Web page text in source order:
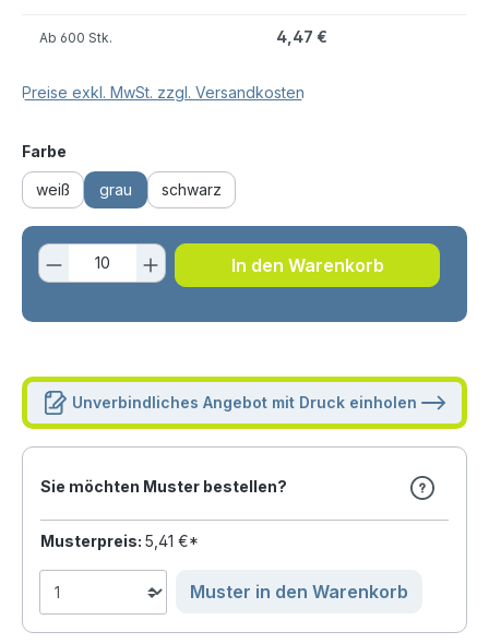
Ab 600 Stk. 4,47 €
Preise exkl. MwSt. zzgl. Versandkosten
Farbe
weiß grau schwarz
Produkt Anzahl: Gib den
In den Warenkorb
Unverbindliches Angebot mit Druck einholen
Sie möchten Muster bestellen?
Musterpreis: 5,41 €*
Muster in den Warenkorb